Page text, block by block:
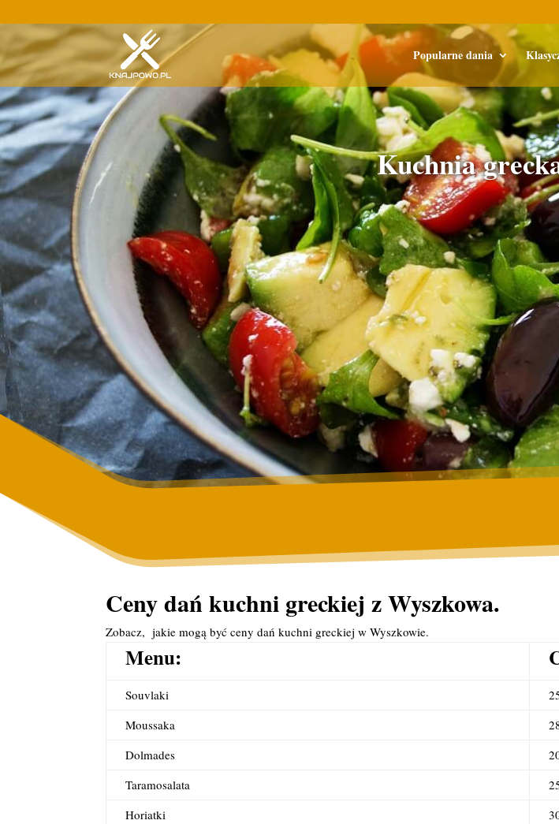
Popularne dania
Kuchnia
Ceny dań kuchni greckiej z Wyszkowa.
Zobacz, jakie mogą być ceny dań kuchni greckiej w Wyszkowie.
Menu:
Souvlaki
Moussaka
Dolmades
Taramosalata
Horiatki